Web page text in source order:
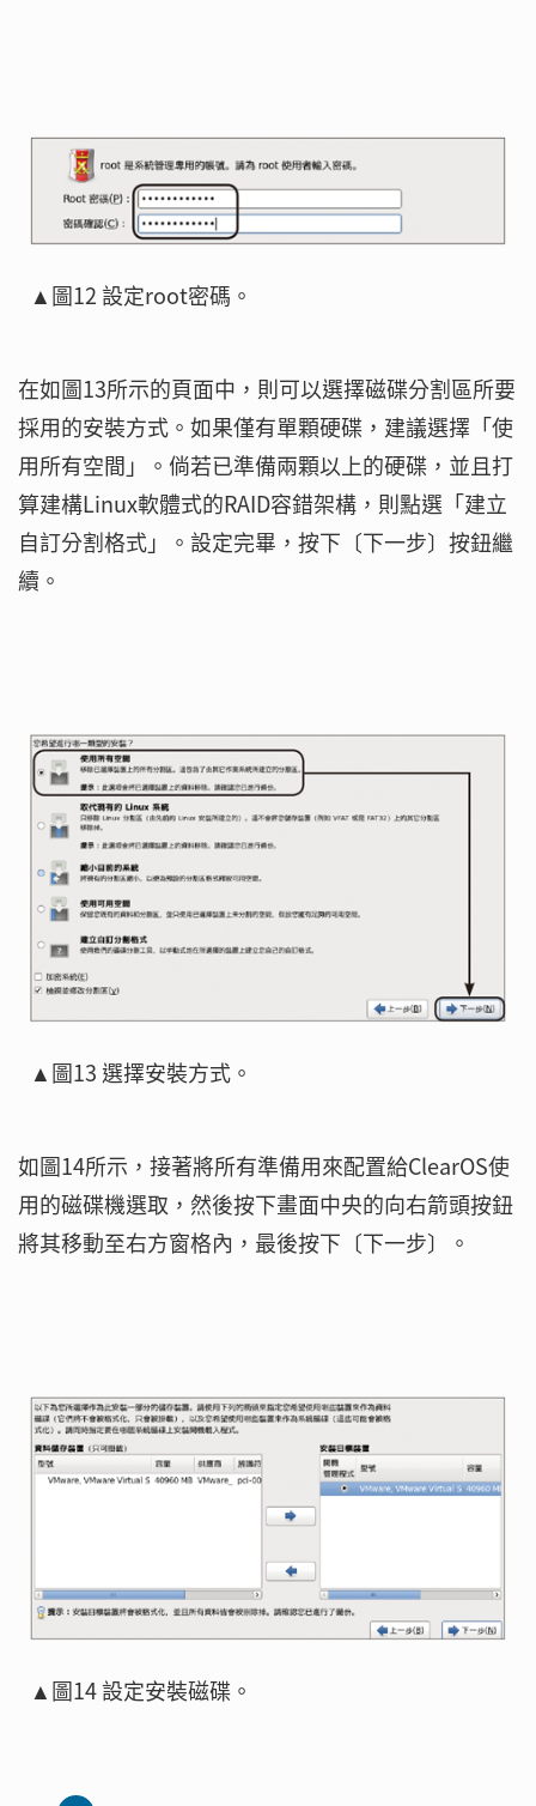
▲圖12 設定root密碼。
在如圖13所示的頁面中，則可以選擇磁碟分割區所要
採用的安裝方式。如果僅有單顆硬碟，建議選擇「使
用所有空間」。倘若已準備兩顆以上的硬碟，並且打
算建構Linux軟體式的RAID容錯架構，則點選「建立
自訂分割格式」。設定完畢，按下〔下一步〕按鈕繼
續。
▲圖13 選擇安裝方式。
如圖14所示，接著將所有準備用來配置給ClearOS使
用的磁碟機選取，然後按下畫面中央的向右箭頭按鈕
將其移動至右方窗格內，最後按下〔下一步〕。
▲圖14 設定安裝磁碟。